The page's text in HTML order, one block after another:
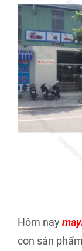
Hôm nay
con sản phẩm